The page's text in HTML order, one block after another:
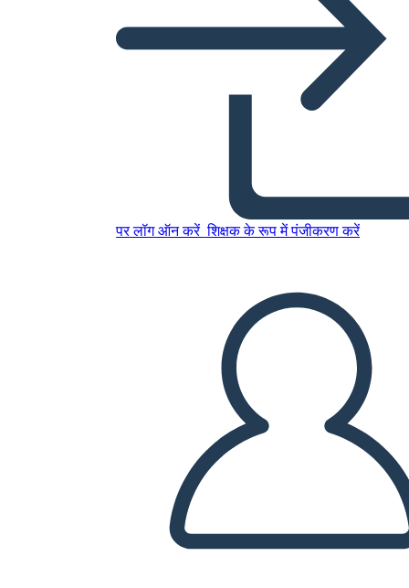
पर लॉग ऑन करें शिक्षक के रूप में पंजीकरण करें
Primero ... Último Ejemplo -
इस स्टोरीबोर्ड को कॉपी करें
स्टोरीबोर्ड बनाएं
मुझे पढ़कर सुनाओ